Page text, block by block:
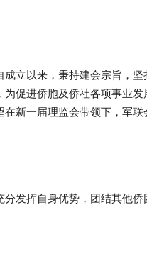
立以来，秉持建会宗旨，
促进侨胞及侨社各项事业
新一届理监会带领下，军
发挥自身优势，团结其他